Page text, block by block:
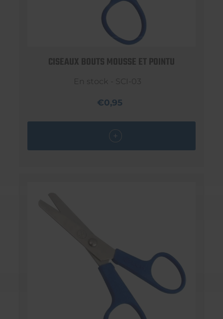
CISEAUX BOUTS MOUSSE ET POINTU
En stock - SCI-03
€0,95